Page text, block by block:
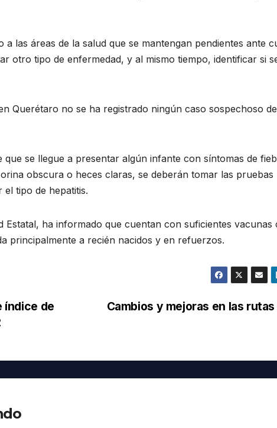
las áreas de la salud que se mantengan pendientes ante
otro tipo de enfermedad, y al mismo tiempo, identificar si
Querétaro no se ha registrado ningún caso sospechoso
que se llegue a presentar algún infante con síntomas de
obscura o heces claras, se deberán tomar las pruebas
tipo de hepatitis.
Estatal, ha informado que cuentan con suficientes vacunas
principalmente a recién nacidos y en refuerzos.
Cambios y mejoras en las
índice de